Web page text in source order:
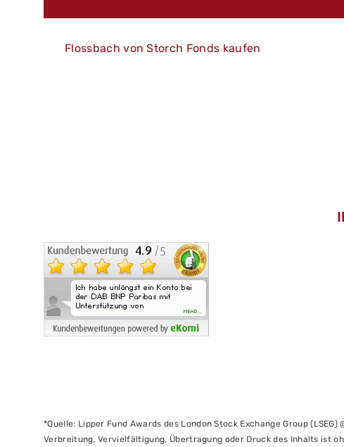
Flossbach von Storch Fonds kaufen
*Quelle: Lipper Fund Awards des London Stock Exchange Group
Verbreitung, Vervielfältigung, Übertragung oder Druck des Inhalts ist